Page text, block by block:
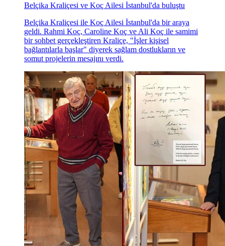
Belçika Kraliçesi ve Koç Ailesi İstanbul'da buluştu
Belçika Kraliçesi ile Koç Ailesi İstanbul'da bir araya
geldi. Rahmi Koç, Caroline Koç ve Ali Koç ile samimi
bir sohbet gerçekleştiren Kraliçe, "İşler kişisel
bağlantılarla başlar" diyerek sağlam dostlukların ve
somut projelerin mesajını verdi.